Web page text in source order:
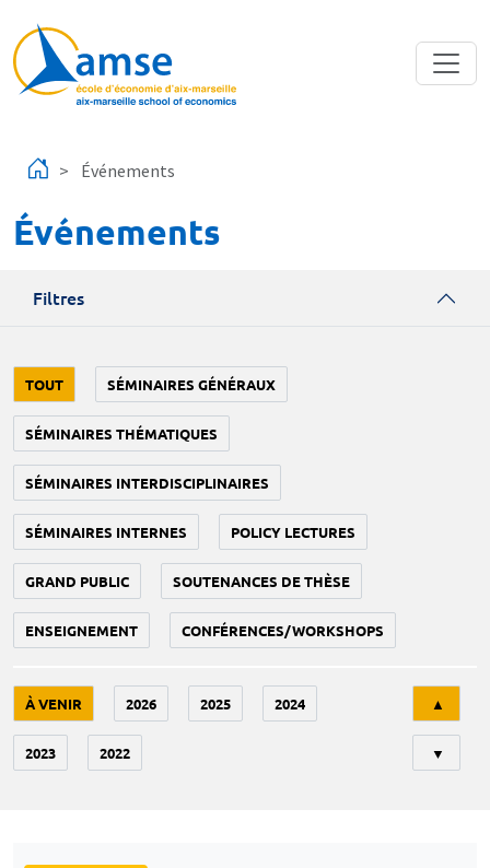
Événements
Événements
Filtres
TOUT SÉMINAIRES GÉNÉRAUX
SÉMINAIRES THÉMATIQUES
SÉMINAIRES INTERDISCIPLINAIRES
SÉMINAIRES INTERNES POLICY LECTURES
GRAND PUBLIC SOUTENANCES DE THÈSE
ENSEIGNEMENT CONFÉRENCES/WORKSHOPS
À VENIR 2026 2025 2024
2023 2022
▲
▼